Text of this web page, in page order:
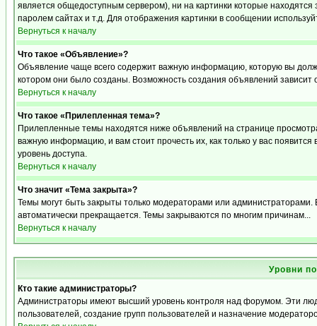
является общедоступным сервером), ни на картинки которые
паролем сайтах и т.д. Для отображения картинки в сообщении
Вернуться к началу
Что такое «Объявление»?
Объявление чаще всего содержит важную информацию, которую вы
котором они было созданы. Возможность создания объявлений
Вернуться к началу
Что такое «Прилепленная тема»?
Прилепленные темы находятся ниже объявлений на странице
важную информацию, и вам стоит прочесть их, как только у вас
уровень доступа.
Вернуться к началу
Что значит «Тема закрыта»?
Темы могут быть закрыты только модераторами или
автоматически прекращается. Темы закрываются по многим причинам...
Вернуться к началу
Уровни
Кто такие администраторы?
Администраторы имеют высший уровень контроля над форумом. Эти
пользователей, создание групп пользователей и назначение